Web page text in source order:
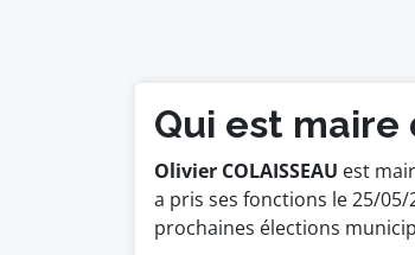
Qui est maire
Olivier COLAISSEAU est
a pris ses fonctions le 25/05/
prochaines élections